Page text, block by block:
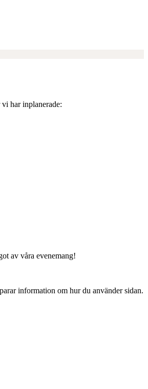
har inplanerade:
av våra evenemang!
information om hur du använder sidan.